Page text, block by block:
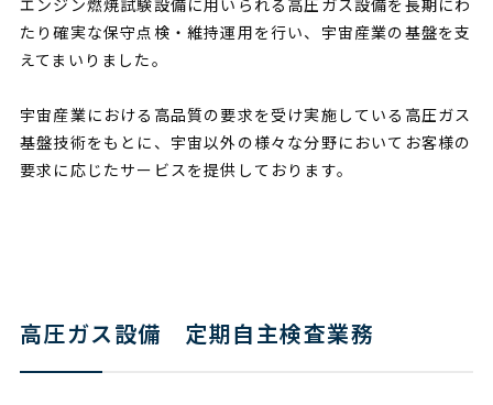
エンジン燃焼試験設備に用いられる高圧ガス設備を長期にわ
たり確実な保守点検・維持運用を行い、宇宙産業の基盤を支
えてまいりました。
宇宙産業における高品質の要求を受け実施している高圧ガス
基盤技術をもとに、宇宙以外の様々な分野においてお客様の
要求に応じたサービスを提供しております。
高圧ガス設備 定期自主検査業務